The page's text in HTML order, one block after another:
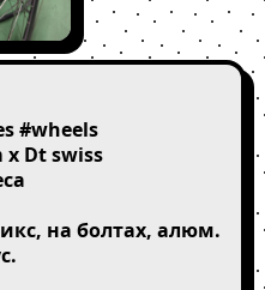
#wheels
x Dt swiss
на болтах, алюм.